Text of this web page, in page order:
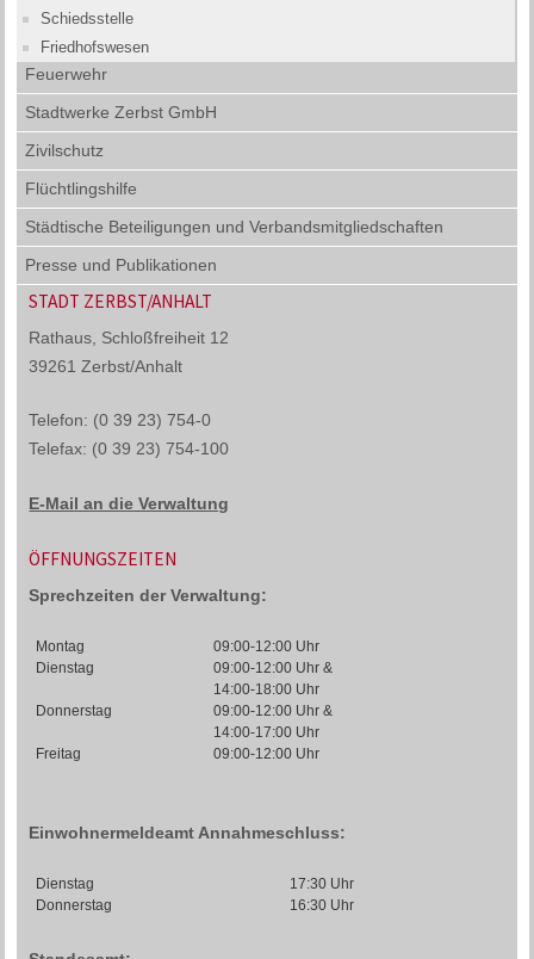
Schiedsstelle
Friedhofswesen
Feuerwehr
Stadtwerke Zerbst GmbH
Zivilschutz
Flüchtlingshilfe
Städtische Beteiligungen und Verbandsmitgliedschaften
Presse und Publikationen
STADT ZERBST/ANHALT
Rathaus, Schloßfreiheit 12
39261 Zerbst/Anhalt
Telefon: (0 39 23) 754-0
Telefax: (0 39 23) 754-100
E-Mail an die Verwaltung
ÖFFNUNGSZEITEN
Sprechzeiten der Verwaltung:
Montag
09:00-12:00 Uhr
Dienstag
09:00-12:00 Uhr &
14:00-18:00 Uhr
Donnerstag
09:00-12:00 Uhr &
14:00-17:00 Uhr
Freitag
09:00-12:00 Uhr
Einwohnermeldeamt Annahmeschluss:
Dienstag
17:30 Uhr
Donnerstag
16:30 Uhr